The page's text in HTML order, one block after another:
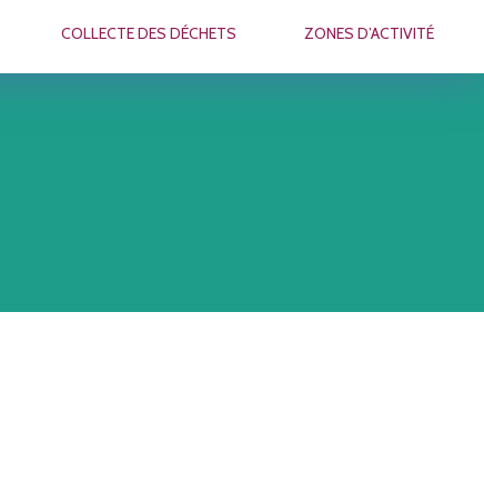
COLLECTE DES DÉCHETS ZONES D’ACTIVITÉ